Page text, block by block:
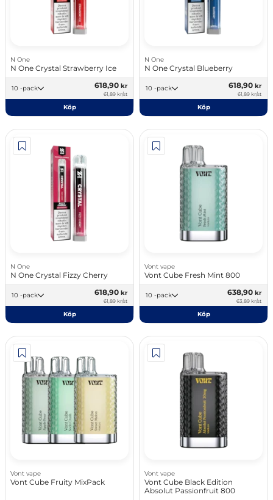
N One
N One Crystal Strawberry Ice
10 -pack 618,90 kr
61,89 kr/st
Köp
N One
N One Crystal Blueberry
10 -pack 618,90 kr
61,89 kr/st
Köp
N One
N One Crystal Fizzy Cherry
10 -pack 618,90 kr
61,89 kr/st
Köp
Vont vape
Vont Cube Fresh Mint 800
10 -pack 638,90 kr
63,89 kr/st
Köp
Vont vape
Vont Cube Fruity MixPack
Vont vape
Vont Cube Black Edition
Absolut Passionfruit 800